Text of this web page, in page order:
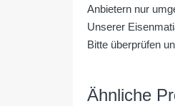
Anbietern nur
Unserer
Bitte überprüfen
Ähnliche